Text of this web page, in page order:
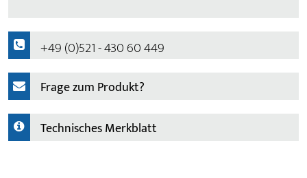
+49 (0)521 - 430 60 449
Frage zum Produkt?
Technisches Merkblatt